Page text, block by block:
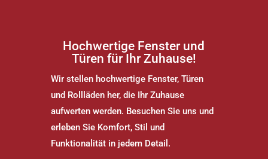
Hochwertige Fenster und
Türen für Ihr Zuhause!
Wir stellen hochwertige Fenster, Türen
und Rollläden her, die Ihr Zuhause
aufwerten werden. Besuchen Sie uns und
erleben Sie Komfort, Stil und
Funktionalität in jedem Detail.